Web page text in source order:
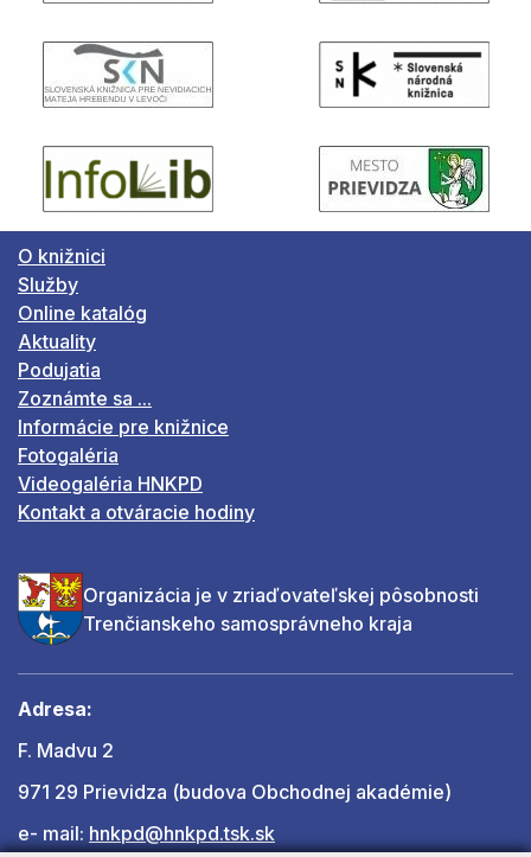
O knižnici
Služby
Online katalóg
Aktuality
Podujatia
Zoznámte sa ...
Informácie pre knižnice
Fotogaléria
Videogaléria HNKPD
Kontakt a otváracie hodiny
Organizácia je v zriaďovateľskej pôsobnosti
Trenčianskeho samosprávneho kraja
Adresa:
F. Madvu 2
971 29 Prievidza (budova Obchodnej akadémie)
e- mail: hnkpd@hnkpd.tsk.sk